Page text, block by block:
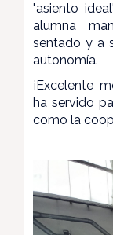
"asiento
alumna
sentado y a
autonomía.
¡Excelente
ha servido
como la